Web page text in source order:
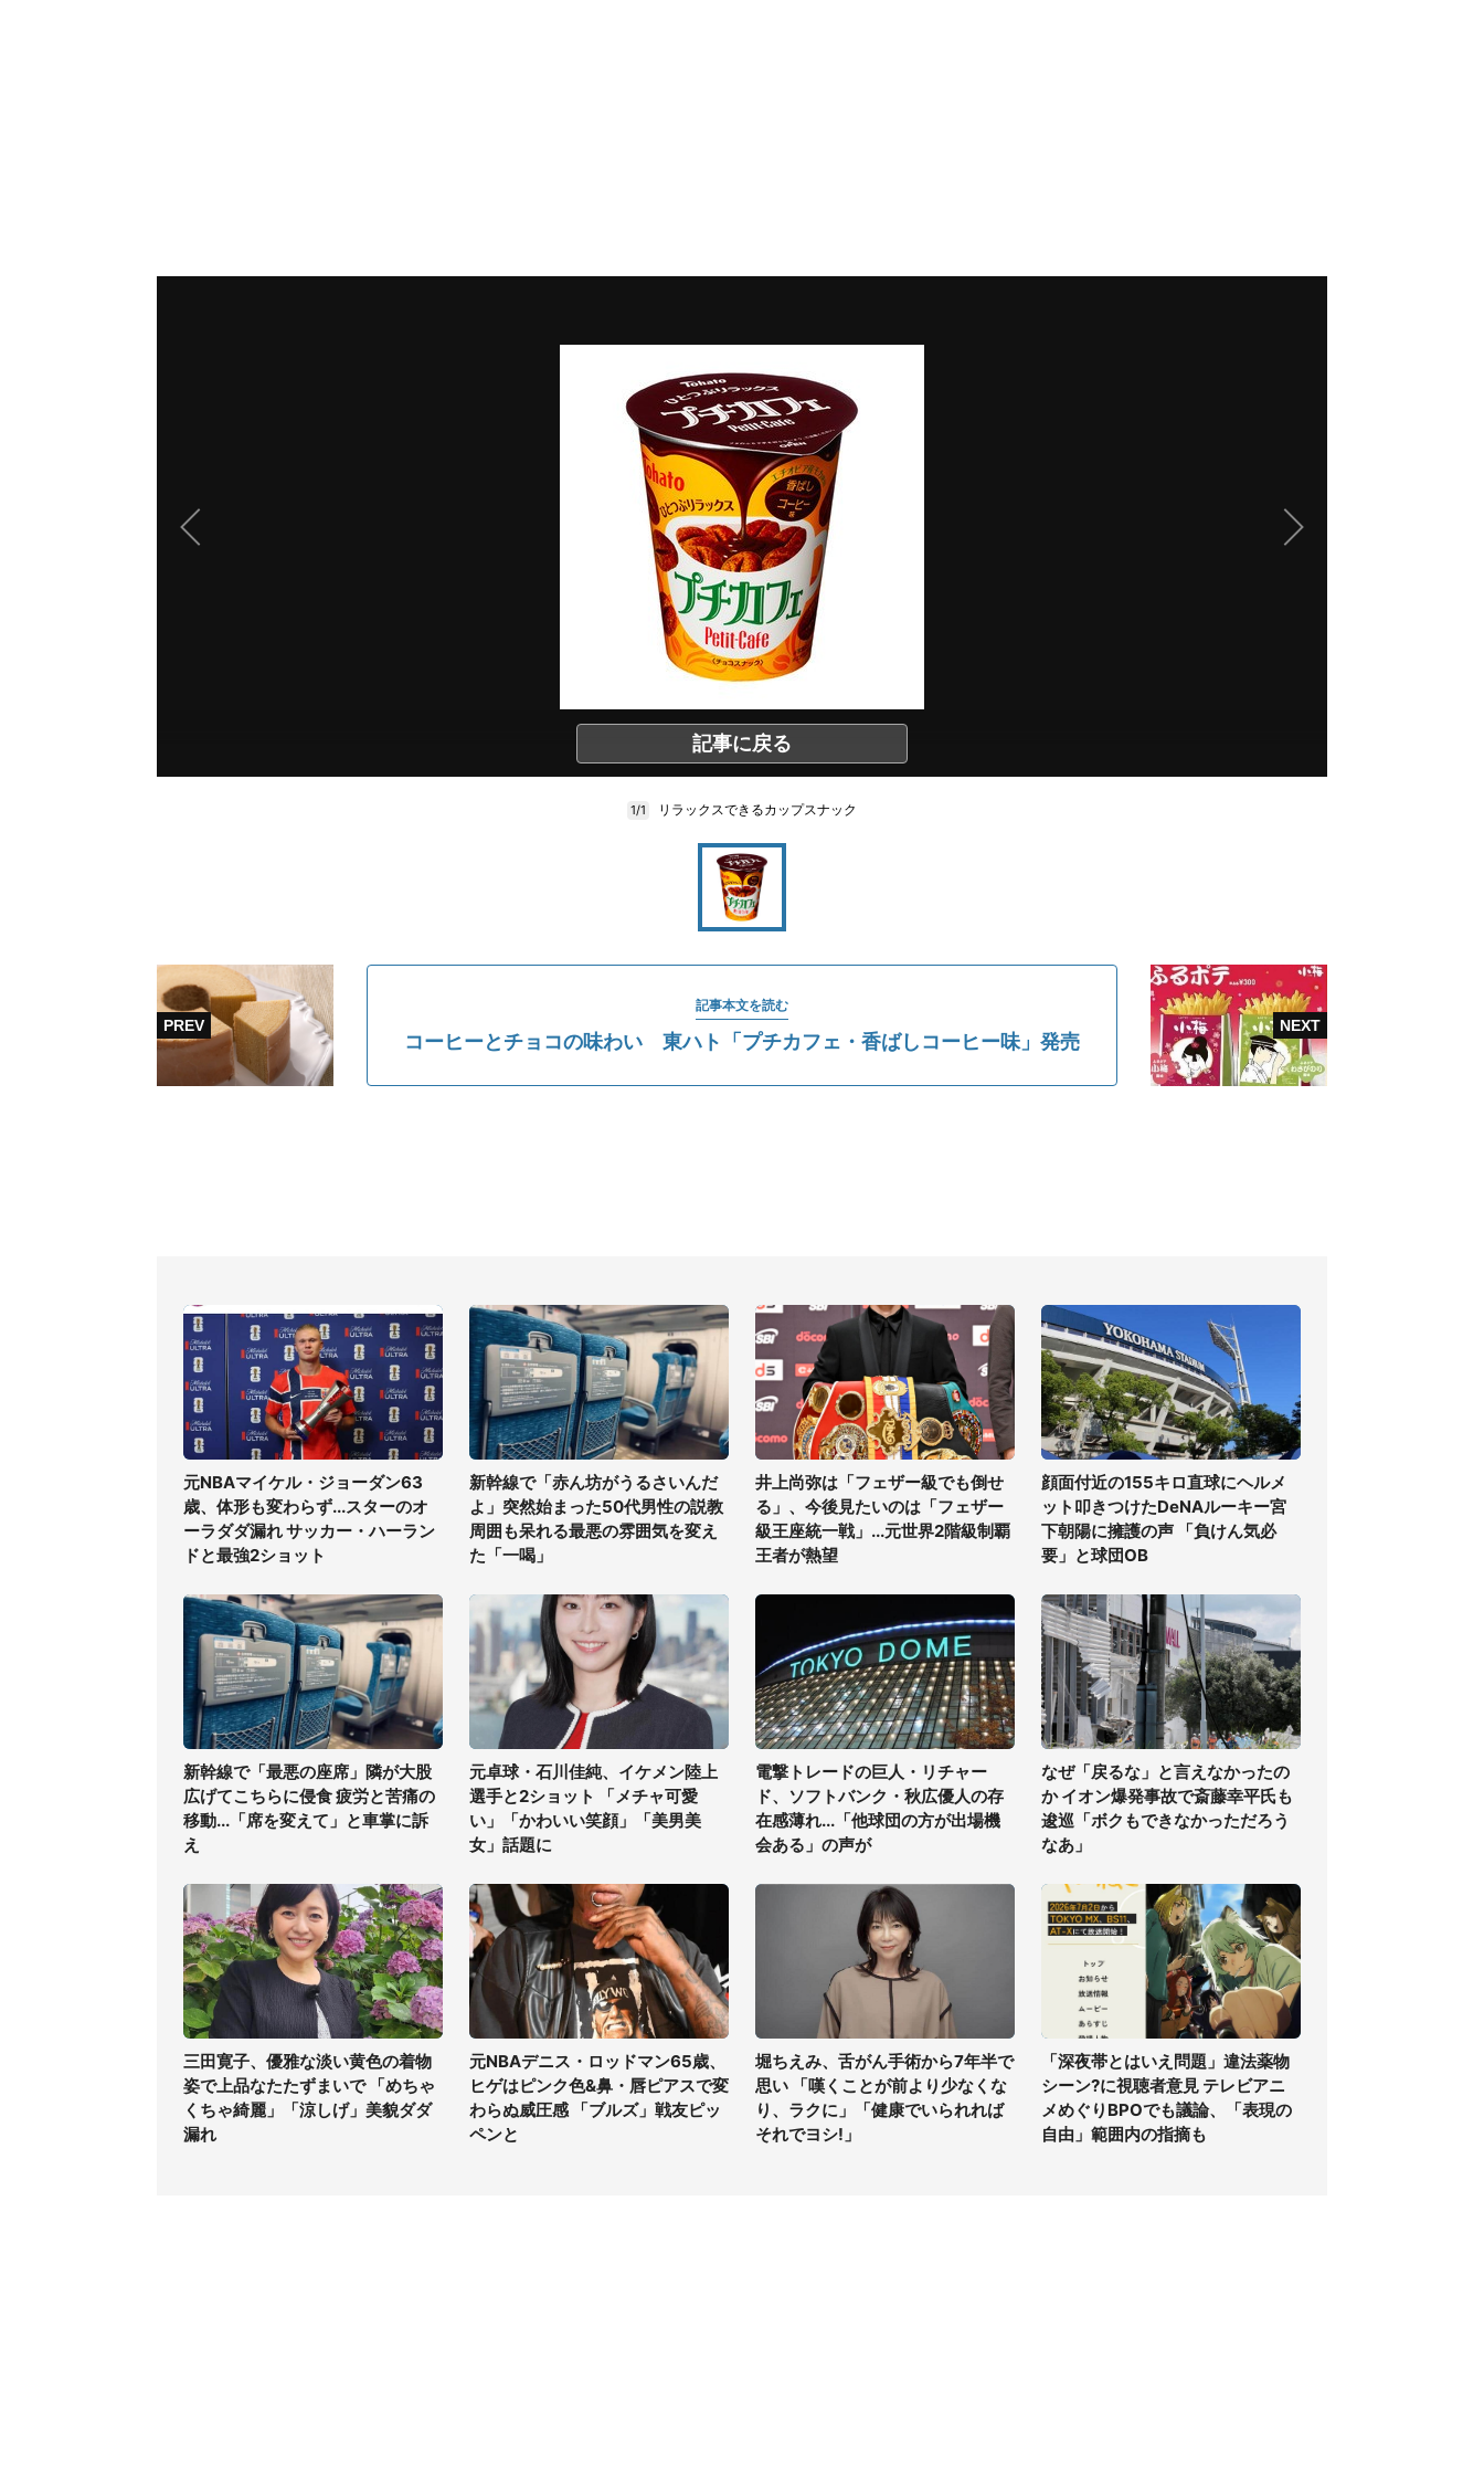
記事に戻る
1/1 リラックスできるカップスナック
記事本文を読む
コーヒーとチョコの味わい 東ハト「プチカフェ・香ばしコーヒー味」発売
元NBAマイケル・ジョーダン63
歳、体形も変わらず...スターのオ
ーラダダ漏れ サッカー・ハーラン
ドと最強2ショット
新幹線で「赤ん坊がうるさいんだ
よ」突然始まった50代男性の説教
周囲も呆れる最悪の雰囲気を変え
た「一喝」
井上尚弥は「フェザー級でも倒せ
る」、今後見たいのは「フェザー
級王座統一戦」...元世界2階級制覇
王者が熱望
顔面付近の155キロ直球にヘルメ
ット叩きつけたDeNAルーキー宮
下朝陽に擁護の声 「負けん気必
要」と球団OB
新幹線で「最悪の座席」隣が大股
広げてこちらに侵食 疲労と苦痛の
移動...「席を変えて」と車掌に訴
え
元卓球・石川佳純、イケメン陸上
選手と2ショット 「メチャ可愛
い」「かわいい笑顔」「美男美
女」話題に
電撃トレードの巨人・リチャー
ド、ソフトバンク・秋広優人の存
在感薄れ...「他球団の方が出場機
会ある」の声が
なぜ「戻るな」と言えなかったの
か イオン爆発事故で斎藤幸平氏も
逡巡「ボクもできなかっただろう
なあ」
三田寛子、優雅な淡い黄色の着物
姿で上品なたたずまいで 「めちゃ
くちゃ綺麗」「涼しげ」美貌ダダ
漏れ
元NBAデニス・ロッドマン65歳、
ヒゲはピンク色&鼻・唇ピアスで変
わらぬ威圧感 「ブルズ」戦友ピッ
ペンと
堀ちえみ、舌がん手術から7年半で
思い 「嘆くことが前より少なくな
り、ラクに」「健康でいられれば
それでヨシ!」
「深夜帯とはいえ問題」違法薬物
シーン?に視聴者意見 テレビアニ
メめぐりBPOでも議論、「表現の
自由」範囲内の指摘も